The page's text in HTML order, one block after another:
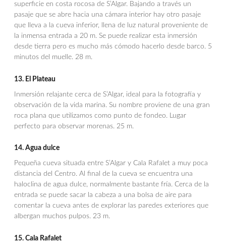
superficie en costa rocosa de S’Algar. Bajando a través un
pasaje que se abre hacia una cámara interior hay otro pasaje
que lleva a la cueva inferior, llena de luz natural proveniente de
la inmensa entrada a 20 m. Se puede realizar esta inmersión
desde tierra pero es mucho más cómodo hacerlo desde barco. 5
minutos del muelle. 28 m.
13. El Plateau
Inmersión relajante cerca de S’Algar, ideal para la fotografía y
observación de la vida marina. Su nombre proviene de una gran
roca plana que utilizamos como punto de fondeo. Lugar
perfecto para observar morenas. 25 m.
14. Agua dulce
Pequeña cueva situada entre S’Algar y Cala Rafalet a muy poca
distancia del Centro. Al final de la cueva se encuentra una
haloclina de agua dulce, normalmente bastante fría. Cerca de la
entrada se puede sacar la cabeza a una bolsa de aire para
comentar la cueva antes de explorar las paredes exteriores que
albergan muchos pulpos. 23 m.
15. Cala Rafalet